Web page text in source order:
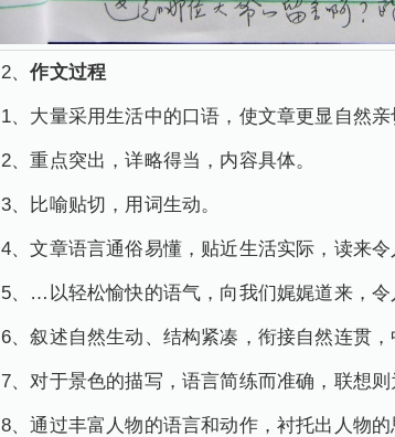
2、作文过程
1、大量采用生活中的口语，使文章更显自然亲
2、重点突出，详略得当，内容具体。
3、比喻贴切，用词生动。
4、文章语言通俗易懂，贴近生活实际，读来令
5、…以轻松愉快的语气，向我们娓娓道来，令
6、叙述自然生动、结构紧凑，衔接自然连贯，
7、对于景色的描写，语言简练而准确，联想则
8、通过丰富人物的语言和动作，衬托出人物的